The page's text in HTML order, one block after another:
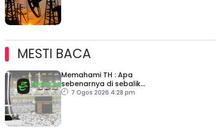
MESTI BACA
Memahami TH : Apa
sebenarnya di sebalik
angka
7 Ogos 2026 4:28 pm